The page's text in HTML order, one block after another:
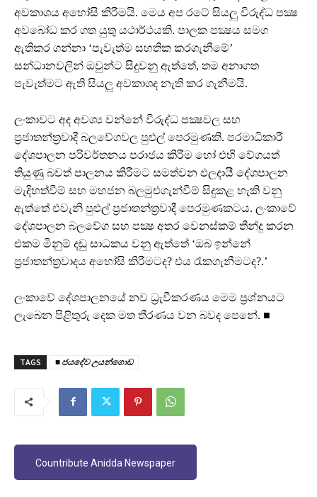
අවකාශය අහෝසි කිරීමයි. මෙය අප රටේ සියලු විරුද්ධ පක්‍ෂ
අවබෝධ කර ගත යුතු යථාර්ථයකි. පාලක පක්‍ෂය සමග
ඇතිකර ගන්නා ‘පැවැත්ම සහතික කරගැනීමේ’
සන්ධානවලින් ඔවුන්ට සිදුවනු ඇත්තේ, තම අනාගත
පැවැත්මට ඇති සියලු අවකාශද නැති කර ගැනීමයි.
ලංකාවට අද අවශ්‍ය වන්නේ විරුද්ධ පක්‍ෂවල සහ
ප්‍රජාතන්ත්‍රවාදී බලවේගවල පුළුල් පෙරමුණකි. පරමාධිකාරී
දේශපාලන පරිවර්තනය පරාජය කිරීම හෝ එහි වේගයත්
තියුණු බවත් පාලනය කිරීමට සමත්වන ඵලදායී දේශපාලන
මැදිහත්වීම් සහ මහජන බලමුළුගැන්වීම් සිදුකළ හැකි වනු
ඇත්තේ එවැනි පුළුල් ප්‍රජාතන්ත්‍රවාදී පෙරමුණකටය. ලංකාවේ
දේශපාලන බලවේග සහ පක්‍ෂ අතර වෙනස්කම් තීන්දු කරන
එකම මිනුම් දඬු සාධකය වනු ඇත්තේ ‘ඔබ ඉන්නේ
ප්‍රජාතන්ත්‍රවාදය අහෝසි කිරීමටද? එය රැකගැනීමටද?.’
ලංකාවේ දේශපාලනයේ නව ධ්‍රැවීකරණය මෙම ප්‍රශ්නයට
ලැබෙන පිළිතුරු දෙක මත තීරණය වන බවද පෙනේ. ■
TAGS ■ ජයදේව උයන්ගොඩ
Countribute Anidda Newspaper